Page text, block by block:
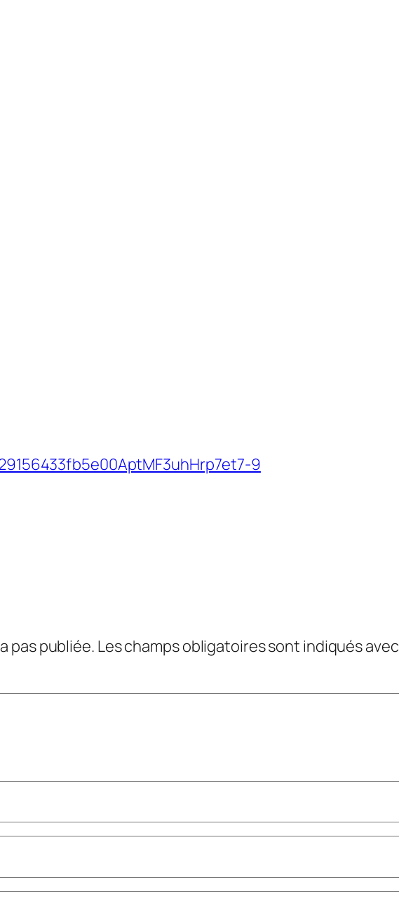
9
pas publiée.Les champs obligatoires sont indiqués